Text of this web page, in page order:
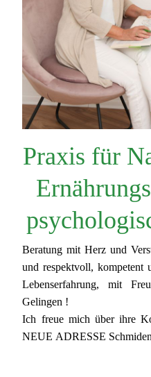
Praxis für
Beratung mit Herz und
und respektvoll, kompetent
Lebenserfahrung, mit
Gelingen !
Ich freue mich über ihre
NEUE ADRESSE